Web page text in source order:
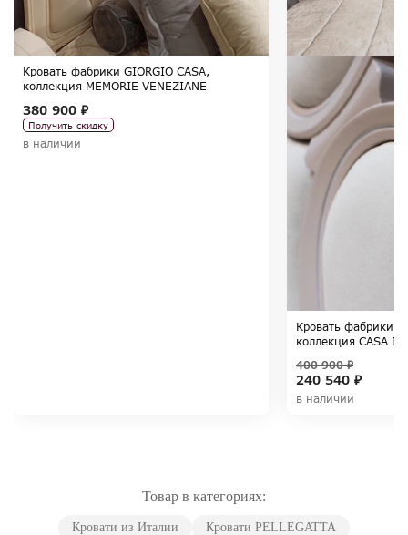
Кровать фабрики GIORGIO CASA,
коллекция MEMORIE VENEZIANE
380 900 ₽
Получить скидку
в наличии
Кровать фабрики
коллекция CASA
240 540 ₽
400 900 ₽
в наличии
Товар в категориях:
Кровати из Италии
Кровати PELLEGATTA